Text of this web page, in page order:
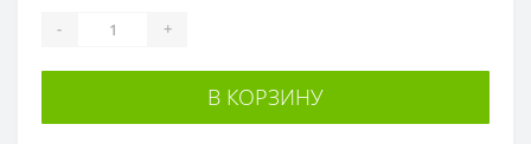
- +
В КОРЗИНУ